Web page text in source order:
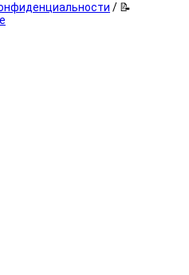
/ 📝